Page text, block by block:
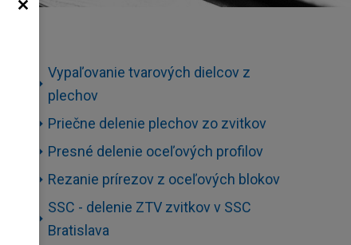
Vypaľovanie tvarových dielcov z
plechov
Priečne delenie plechov zo zvitkov
Presné delenie oceľových profilov
Rezanie prírezov z oceľových blokov
SSC - delenie ZTV zvitkov v SSC
Bratislava